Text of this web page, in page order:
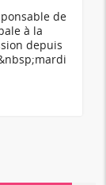
de
à la
depuis